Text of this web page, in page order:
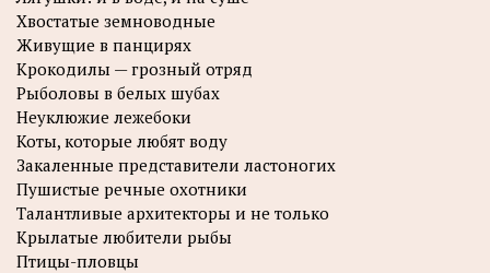
Хвостатые земноводные
Живущие в панцирях
Крокодилы — грозный отряд
Рыболовы в белых шубах
Неуклюжие лежебоки
Коты, которые любят воду
Закаленные представители ластоногих
Пушистые речные охотники
Талантливые архитекторы и не только
Крылатые любители рыбы
Птицы-пловцы